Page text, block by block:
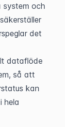
system och
det
dataflöde
så att
kan
hela